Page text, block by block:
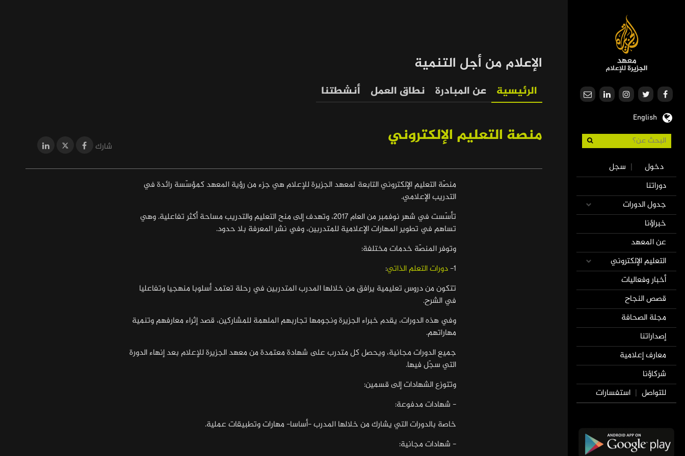
English
User
account
menu
دخول | سجل
Main
navigation
دوراتنا
جدول الدورات
خبراؤنا
عن المعهد
التعليم الإلكتروني
أخبار وفعاليات
قصص النجاح
مجلة الصحافة
إصداراتنا
معارف إعلامية
شركاؤنا
للتواصل | استفسارات
الإعلام من أجل التنمية
for
Development
الرئيسية عن المبادرة نطاق العمل أنشطتنا
منصة التعليم الإلكتروني شارك
منصّة التعليم الإلكتروني التابعة لمعهد الجزيرة للإعلام هي جزء من رؤية المعهد كمؤسّسة رائدة في
التدريب الإعلامي.
تأسّست في شهر نوفمبر من العام 2017، وتهدف إلى منح التعليم والتدريب مساحة أكثر تفاعلية. وهي
تساهم في تطوير المهارات الإعلامية للمتدربين، وفي نشر المعرفة بلا حدود.
وتوفر المنصّة خدمات مختلفة:
1- دورات التعلم الذاتي:
تتكون من دروس تعليمية يرافق من خلالها المدرب المتدربين في رحلة تعتمد أسلوبا منهجيا وتفاعليا
في الشرح.
وفي هذه الدورات، يقدم خبراء الجزيرة ونجومها تجاربهم الملهمة للمشاركين، قصد إثراء معارفهم وتنمية
مهاراتهم.
جميع الدورات مجانية، ويحصل كل متدرب على شهادة معتمدة من معهد الجزيرة للإعلام بعد إنهاء الدورة
التي سجّل فيها.
وتتوزع الشهادات إلى قسمين:
- شهادات مدفوعة:
خاصة بالدورات التي يشارك من خلالها المدرب -أساسا- مهارات وتطبيقات عملية.
- شهادات مجانية: